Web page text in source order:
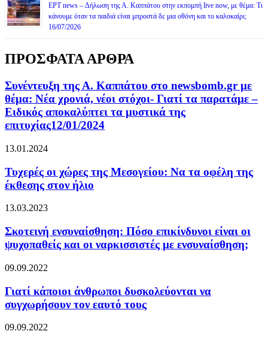
ΕΡΤ news – Δήλωση της Α. Καππάτου στην εκπομπή live now, με θέμα: Τι
κάνουμε όταν τα παιδιά είναι μπροστά δε μια οθόνη και το καλοκαίρι;
16/07/2026
ΠΡΟΣΦΑΤΑ ΑΡΘΡΑ
Συνέντευξη της Α. Καππάτου στο newsbomb.gr με
θέμα: Νέα χρονιά, νέοι στόχοι- Γιατί τα παρατάμε –
Ειδικός αποκαλύπτει τα μυστικά της
επιτυχίας12/01/2024
13.01.2024
Τυχερές οι χώρες της Μεσογείου: Να τα οφέλη της
έκθεσης στον ήλιο
13.03.2023
Σκοτεινή ενσυναίσθηση: Πόσο επικίνδυνοι είναι οι
ψυχοπαθείς και οι ναρκισσιστές με ενσυναίσθηση;
09.09.2022
Γιατί κάποιοι άνθρωποι δυσκολεύονται να
συγχωρήσουν τον εαυτό τους
09.09.2022